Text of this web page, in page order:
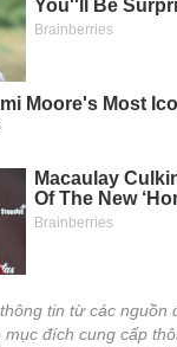
tin từ các nguồn
đích cung cấp